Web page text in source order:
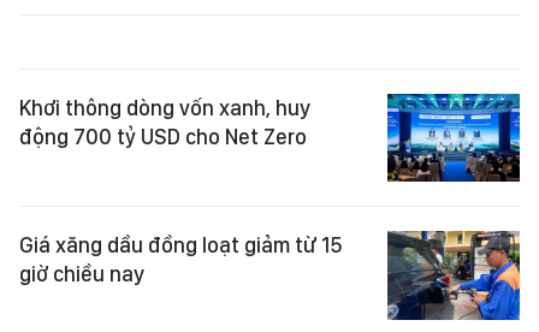
Khơi thông dòng vốn xanh, huy
động 700 tỷ USD cho Net Zero
Giá xăng dầu đồng loạt giảm từ 15
giờ chiều nay